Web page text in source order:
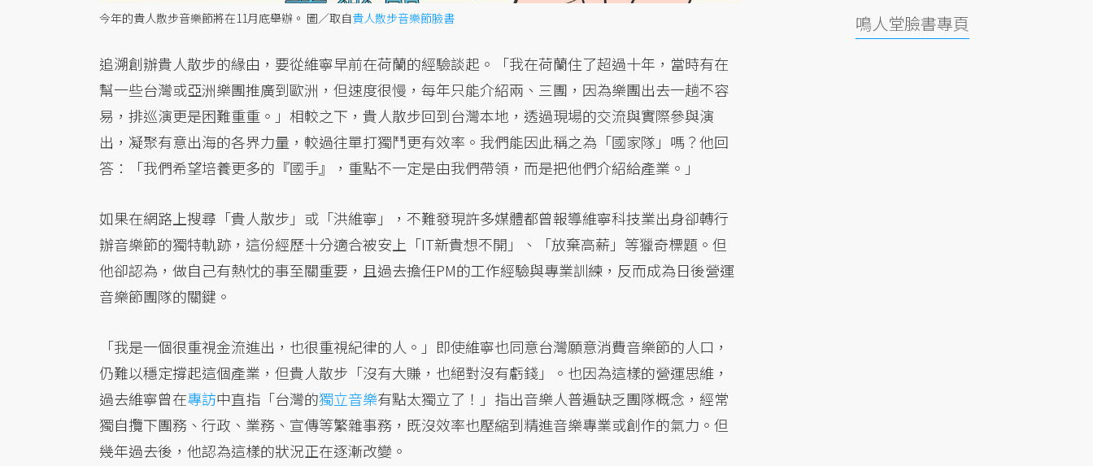
今年的貴人散步音樂節將在11月底舉辦。 圖／取自貴人散步音樂節臉書
追溯創辦貴人散步的緣由，要從維寧早前在荷蘭的經驗談起。「我在荷蘭住了超過十年，當時有在
幫一些台灣或亞洲樂團推廣到歐洲，但速度很慢，每年只能介紹兩、三團，因為樂團出去一趟不容
易，排巡演更是困難重重。」相較之下，貴人散步回到台灣本地，透過現場的交流與實際參與演
出，凝聚有意出海的各界力量，較過往單打獨鬥更有效率。我們能因此稱之為「國家隊」嗎？他回
答：「我們希望培養更多的『國手』，重點不一定是由我們帶領，而是把他們介紹給產業。」
如果在網路上搜尋「貴人散步」或「洪維寧」，不難發現許多媒體都曾報導維寧科技業出身卻轉行
辦音樂節的獨特軌跡，這份經歷十分適合被安上「IT新貴想不開」、「放棄高薪」等獵奇標題。但
他卻認為，做自己有熱忱的事至關重要，且過去擔任PM的工作經驗與專業訓練，反而成為日後營運
音樂節團隊的關鍵。
「我是一個很重視金流進出，也很重視紀律的人。」即使維寧也同意台灣願意消費音樂節的人口，
仍難以穩定撐起這個產業，但貴人散步「沒有大賺，也絕對沒有虧錢」。也因為這樣的營運思維，
過去維寧曾在專訪中直指「台灣的獨立音樂有點太獨立了！」指出音樂人普遍缺乏團隊概念，經常
獨自攬下團務、行政、業務、宣傳等繁雜事務，既沒效率也壓縮到精進音樂專業或創作的氣力。但
幾年過去後，他認為這樣的狀況正在逐漸改變。
鳴人堂臉書專頁